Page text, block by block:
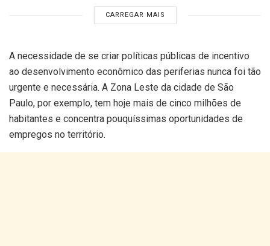
CARREGAR MAIS
A necessidade de se criar políticas públicas de incentivo
ao desenvolvimento econômico das periferias nunca foi tão
urgente e necessária. A Zona Leste da cidade de São
Paulo, por exemplo, tem hoje mais de cinco milhões de
habitantes e concentra pouquíssimas oportunidades de
empregos no território.